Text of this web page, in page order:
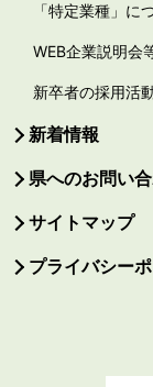
「特定業種」に
WEB企業説明会
新卒者の採用活
新着情報
県へのお問い
サイトマップ
プライバシー